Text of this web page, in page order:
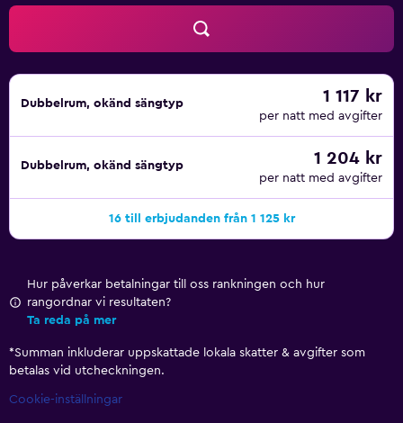
Dubbelrum, okänd sängtyp 1 117 kr
per natt med avgifter
Dubbelrum, okänd sängtyp 1 204 kr
per natt med avgifter
16 till erbjudanden från 1 125 kr
Hur påverkar betalningar till oss rankningen och hur
rangordnar vi resultaten?
Ta reda på mer
*Summan inkluderar uppskattade lokala skatter & avgifter som
betalas vid utcheckningen.
Cookie-inställningar